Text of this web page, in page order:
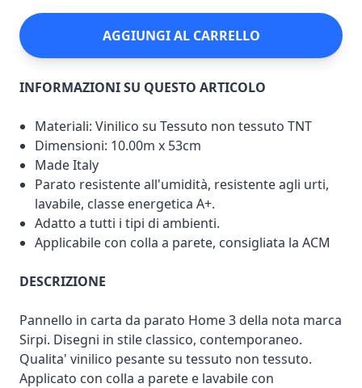
AGGIUNGI AL CARRELLO
INFORMAZIONI SU QUESTO ARTICOLO
Materiali: Vinilico su Tessuto non tessuto TNT
Dimensioni: 10.00m x 53cm
Made Italy
Parato resistente all'umidità, resistente agli urti,
lavabile, classe energetica A+.
Adatto a tutti i tipi di ambienti.
Applicabile con colla a parete, consigliata la ACM
DESCRIZIONE
Pannello in carta da parato Home 3 della nota marca
Sirpi. Disegni in stile classico, contemporaneo.
Qualita' vinilico pesante su tessuto non tessuto.
Applicato con colla a parete e lavabile con